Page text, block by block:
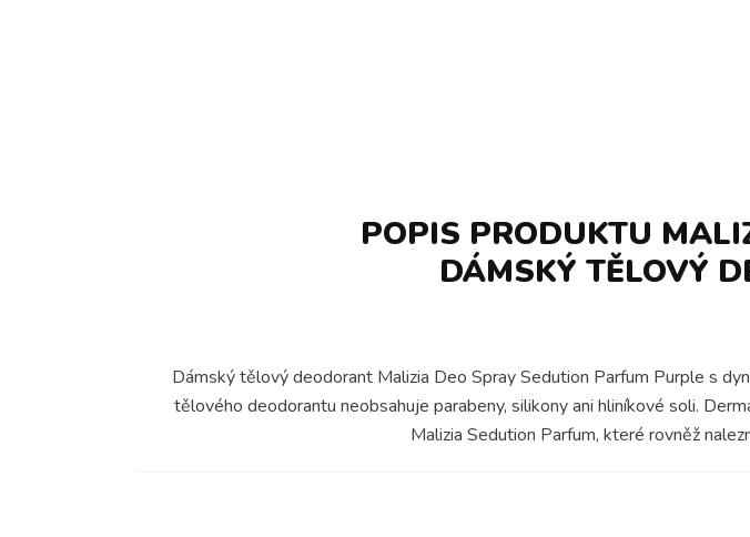
POPIS PRODUKTU
DÁMSKÝ TĚLOVÝ
Dámský tělový deodorant Malizia Deo Spray Sedution Parfum Purple s
tělového deodorantu neobsahuje parabeny, silikony ani hliníkové soli.
Malizia Sedution Parfum, které rovněž